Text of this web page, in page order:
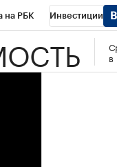
на РБК Инвестиции
Спорт Школа
в